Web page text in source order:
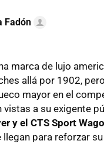
Fadón
marca de lujo
allá por 1902,
mayor en el
vistas a su exigente
y el CTS Sport
llegan para reforzar